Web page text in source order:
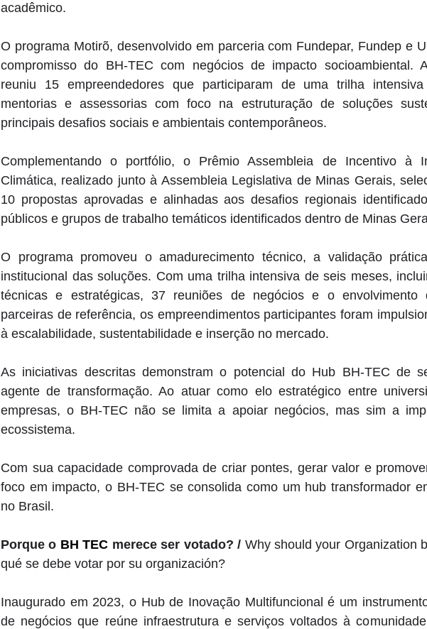
acadêmico.
O programa Motirõ, desenvolvido em parceria com Fundepar, Fundep e
compromisso do BH-TEC com negócios de impacto socioambiental.
reuniu 15 empreendedores que participaram de uma trilha
mentorias e assessorias com foco na estruturação de soluções
principais desafios sociais e ambientais contemporâneos.
Complementando o portfólio, o Prêmio Assembleia de Incentivo à
Climática, realizado junto à Assembleia Legislativa de Minas Gerais,
10 propostas aprovadas e alinhadas aos desafios regionais
públicos e grupos de trabalho temáticos identificados dentro de Minas
O programa promoveu o amadurecimento técnico, a validação
institucional das soluções. Com uma trilha intensiva de seis meses,
técnicas e estratégicas, 37 reuniões de negócios e o envolvimento
parceiras de referência, os empreendimentos participantes foram
à escalabilidade, sustentabilidade e inserção no mercado.
As iniciativas descritas demonstram o potencial do Hub BH-TEC de
agente de transformação. Ao atuar como elo estratégico entre
empresas, o BH-TEC não se limita a apoiar negócios, mas sim a
ecossistema.
Com sua capacidade comprovada de criar pontes, gerar valor e
foco em impacto, o BH-TEC se consolida como um hub transformador
no Brasil.
Porque o BH TEC merece ser votado? / Why should your Organization
qué se debe votar por su organización?
Inaugurado em 2023, o Hub de Inovação Multifuncional é um
de negócios que reúne infraestrutura e serviços voltados à